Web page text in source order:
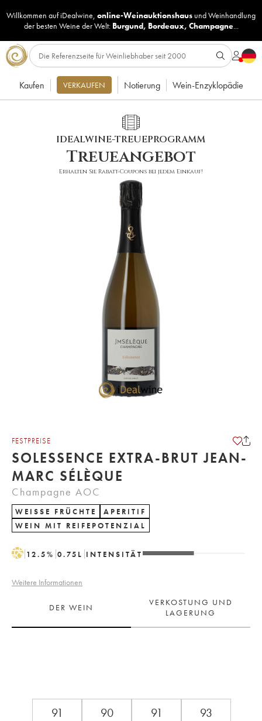
Willkommen auf iDealwine, online-Weinauktionshaus undWeinhandlung
der besten Weine der Welt: Burgund, Bordeaux, Champagne...
Kaufen VERKAUFEN Notierung Wein-Enzyklopädie
IDEALWINE-TREUEPROGRAMM
Treueangebot
Erhalten Sie Rabatt-Coupons bei jedem Einkauf!
FESTPREISE
SOLESSENCE EXTRA-BRUT JEAN-
MARC SÉLÈQUE
Champagne AOC
WEISSE FRÜCHTE
APERITIF
WEIN MIT REIFEPOTENZIAL
H 12.5% 0.75 L INTENSITÄT
Weitere Informationen
DER WEIN
VERKOSTUNG UND
LAGERUNG
91 90 91 93